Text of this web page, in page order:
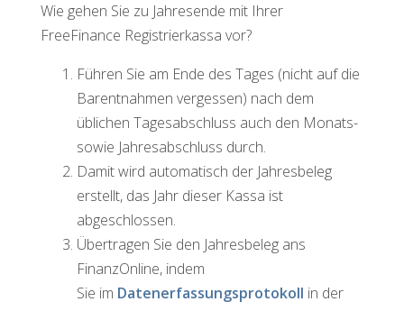
Wie gehen Sie zu Jahresende mit Ihrer
FreeFinance Registrierkassa vor?
Führen Sie am Ende des Tages (nicht auf die
Barentnahmen vergessen) nach dem
üblichen Tagesabschluss auch den Monats-
sowie Jahresabschluss durch.
Damit wird automatisch der Jahresbeleg
erstellt, das Jahr dieser Kassa ist
abgeschlossen.
Übertragen Sie den Jahresbeleg ans
FinanzOnline, indem
Sie im Datenerfassungsprotokoll in der